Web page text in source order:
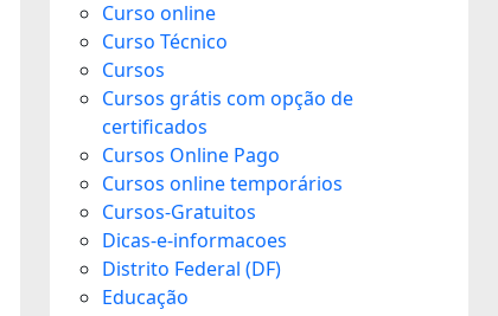
Curso online
Curso Técnico
Cursos
Cursos grátis com opção de
certificados
Cursos Online Pago
Cursos online temporários
Cursos-Gratuitos
Dicas-e-informacoes
Distrito Federal (DF)
Educação